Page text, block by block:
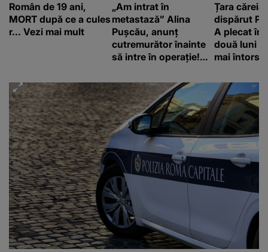
Român de 19 ani,
MORT după ce a cules
r... Vezi mai mult
„Am intrat în
metastază” Alina
Pușcău, anunț
cutremurător înainte
să intre în operație!
mesaj emoționant
fanilor
Țara căreia
dispărut
A plecat în
două luni
mai întors